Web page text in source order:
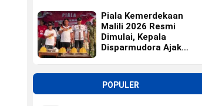
Piala Kemerdekaan
Malili 2026 Resmi
Dimulai, Kepala
Disparmudora Ajak
POPULER